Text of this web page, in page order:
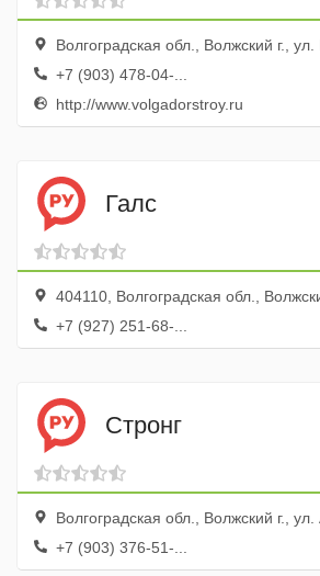
Волгоградская обл., Волжский г., ул.
+7 (903) 478-04-...
http://www.volgadorstroy.ru
Галс
404110, Волгоградская обл., Волжский,
+7 (927) 251-68-...
Стронг
Волгоградская обл., Волжский г.,
+7 (903) 376-51-...